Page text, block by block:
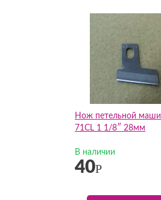
Нож петельной
71CL 1 1/8″ 28мм
В наличии
40Р